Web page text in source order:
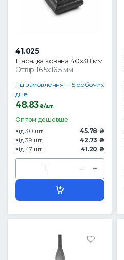
41.025
Насадка кована 40х38 мм
Отвір 16.5х16.5 мм
Під замовлення — 5 робочих
днів
48.83₴/шт.
Оптом дешевше
від 30 шт.
45.78 ₴
від 39 шт.
42.73 ₴
від 47 шт.
41.20 ₴